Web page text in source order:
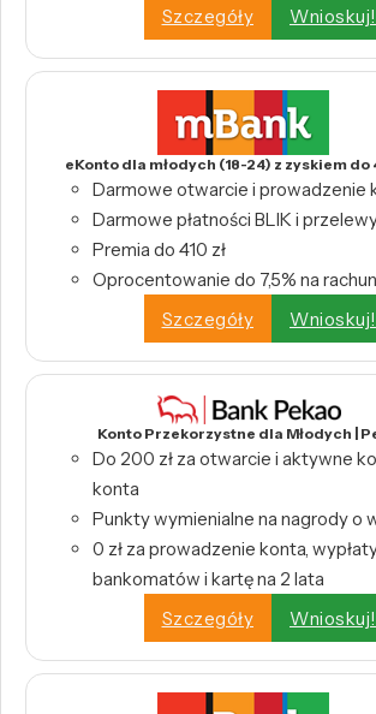
Szczegóły
Wnioskuj!
eKonto dla młodych (18-24) z zyskiem do
Darmowe otwarcie i prowadzenie
Darmowe płatności BLIK i
Premia do 410 zł
Oprocentowanie do 7,5% na
Szczegóły
Wnioskuj!
Konto Przekorzystne dla Młodych |
Do 200 zł za otwarcie i aktywne
konta
Punkty wymienialne na nagrody o
0 zł za prowadzenie konta,
bankomatów i kartę na 2 lata
Szczegóły
Wnioskuj!